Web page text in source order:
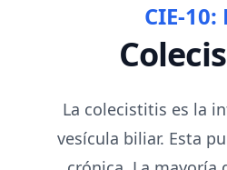
CIE-10:
La colecistitis es la
vesícula biliar. Esta